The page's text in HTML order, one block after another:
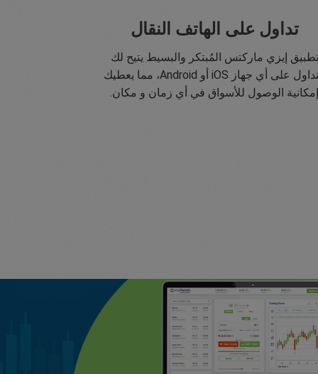
تداول على الهاتف النقال
تطبيق إيزي ماركتس المُبتكر والبسيط يتيح لك
التداول على أي جهاز iOS أو Android، مما يعطيك
إمكانية الوصول للأسواق في أي زمان و مكان.